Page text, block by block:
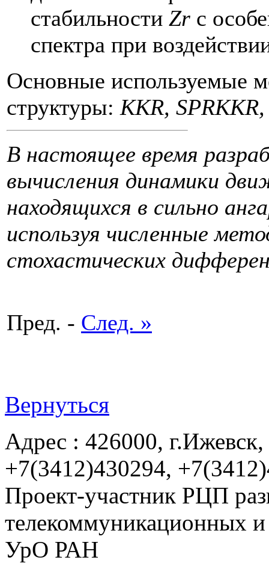
стабильности Zr с
спектра при
Основные используемые
структуры:KKR,
В настоящее время
вычисления динамики
находящихся в сильно
используя численные
стохастических
Пред. - След. »
Вернуться
Адрес : 426000,
+7(3412)430294,
Проект-участник РЦП
телекоммуникационных
УрО РАН